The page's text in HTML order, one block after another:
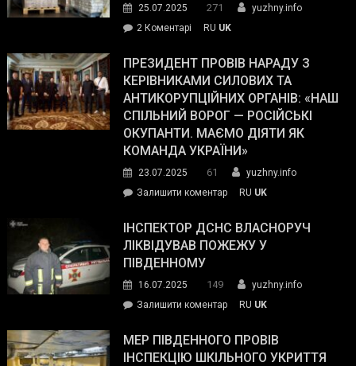
The
Street
Journal.
25.07.2025 271
yuzhny.info
2 Коментарі
Південному
працівникам
ОПЗ
з
матеріального
резерву
гуманітарну
допомогу
RU UK
ПРЕЗИДЕНТ ПРОВІВ НАРАДУ З
КЕРІВНИКАМИ СИЛОВИХ ТА
АНТИКОРУПЦІЙНИХ ОРГАНІВ: «НАШ
СПІЛЬНИЙ ВОРОГ — РОСІЙСЬКІ
ОКУПАНТИ. МАЄМО ДІЯТИ ЯК
КОМАНДА УКРАЇНИ»
23.07.2025 61
yuzhny.info
Залишити коментарon
провів
нараду
силових
та
органів:
«Наш
RU UK
ІНСПЕКТОР ДСНС ВЛАСНОРУЧ
ЛІКВІДУВАВ ПОЖЕЖУ У
ПІВДЕННОМУ
16.07.2025 149
yuzhny.info
Залишити коментарon
ДСНС
власноруч
RU UK
МЕР ПІВДЕННОГО ПРОВІВ
ІНСПЕКЦІЮ ШКІЛЬНОГО УКРИТТЯ